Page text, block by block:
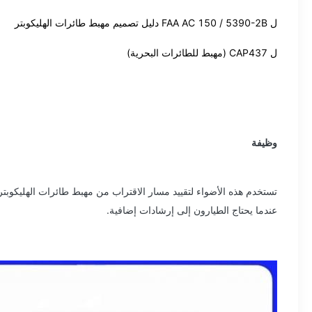
ل FAA AC 150 / 5390-2B دليل تصميم مهبط طائرات الهليكوبتر
ل CAP437 (مهبط للطائرات البحرية)
وظيفة
تستخدم هذه الأضواء لتقييد مسار الاقتراب من مهبط طائرات
عندما يحتاج الطيارون إلى إرشادات إضافية.